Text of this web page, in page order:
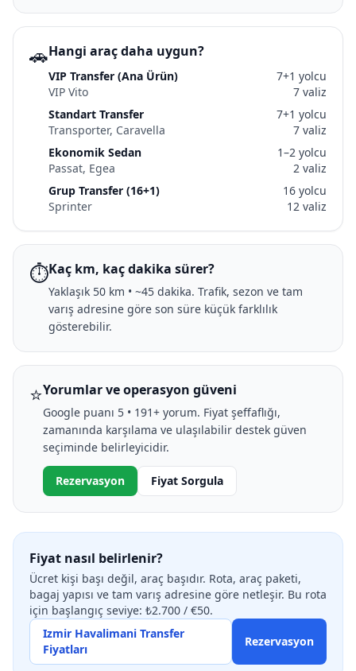
🚗Hangi araç daha uygun?
VIP Transfer (Ana Ürün)
VIP Vito
7+1 yolcu
7 valiz
Standart Transfer
Transporter, Caravella
7+1 yolcu
7 valiz
Ekonomik Sedan
Passat, Egea
1–2 yolcu
2 valiz
Grup Transfer (16+1)
Sprinter
16 yolcu
12 valiz
⏱️Kaç km, kaç dakika sürer?
Yaklaşık 50 km • ~45 dakika. Trafik, sezon ve tam
varış adresine göre son süre küçük farklılık
gösterebilir.
⭐Yorumlar ve operasyon güveni
Google puanı 5 • 191+ yorum. Fiyat şeffaflığı,
zamanında karşılama ve ulaşılabilir destek güven
seçiminde belirleyicidir.
Rezervasyon Fiyat Sorgula
Fiyat nasıl belirlenir?
Ücret kişi başı değil, araç başıdır. Rota, araç paketi,
bagaj yapısı ve tam varış adresine göre netleşir. Bu rota
için başlangıç seviye: ₺2.700 / €50.
Izmir Havalimani Transfer
Fiyatları
Rezervasyon